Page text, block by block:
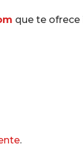
que te
.